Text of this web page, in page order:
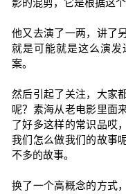
影的混剪，它是根据这个
他又去演了一两，讲了
就是可能就是这么演发
案。
然后引起了关注，大家
呢？素海从老电影里面
了好多这样的常识品哎
我们怎么做我们的故事
不多的故事。
换了一个高概念的方式